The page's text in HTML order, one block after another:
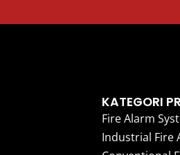
KATEGORI
Fire Alarm
Industrial Fire